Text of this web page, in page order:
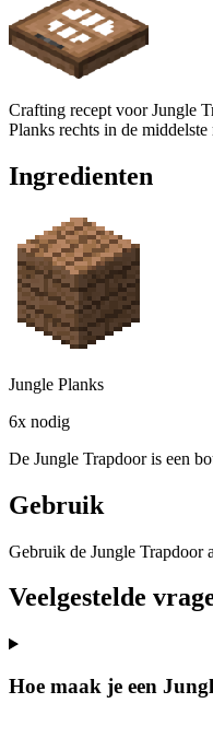
Crafting recept voor Jungle
Planks rechts in de middelste
Ingredienten
Jungle Planks
6x nodig
De Jungle Trapdoor is een
Gebruik
Gebruik de Jungle Trapdoor
Veelgestelde
Hoe maak je een